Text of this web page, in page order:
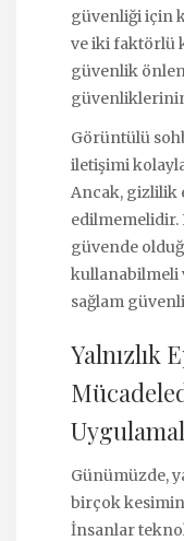
güvenliği için
ve iki faktörlü
güvenlik
Görüntülü
iletişimi
Ancak, gizlilik
edilmemelidir.
güvende
kullanabilmeli
sağlam
Yalnızlık
Günümüzde,
birçok
İnsanlar